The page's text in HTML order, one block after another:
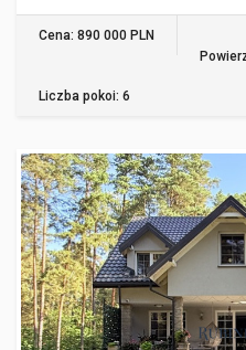
Cena: 890 000 PLN
Liczba pokoi: 6
OSIEDLE WILGA